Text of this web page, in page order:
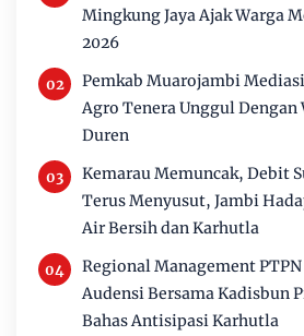
Mingkung Jaya Ajak Warga
2026
Pemkab Muarojambi
Agro Tenera Unggul Dengan
Duren
Kemarau Memuncak, Debit
Terus Menyusut, Jambi
Air Bersih dan Karhutla
Regional Management
Audensi Bersama Kadisbun
Bahas Antisipasi Karhutla